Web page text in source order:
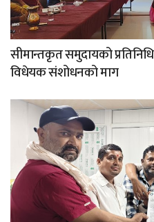
सीमान्तकृत समुदायको
विधेयक संशोधनको माग